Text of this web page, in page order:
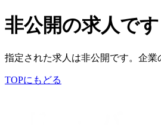
非公開の求人です
指定された求人は非公開です。企業
TOPにもどる